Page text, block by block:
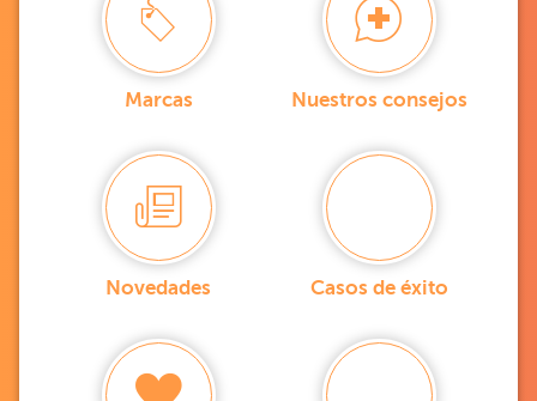
Marcas Nuestros consejos
Novedades Casos de éxito